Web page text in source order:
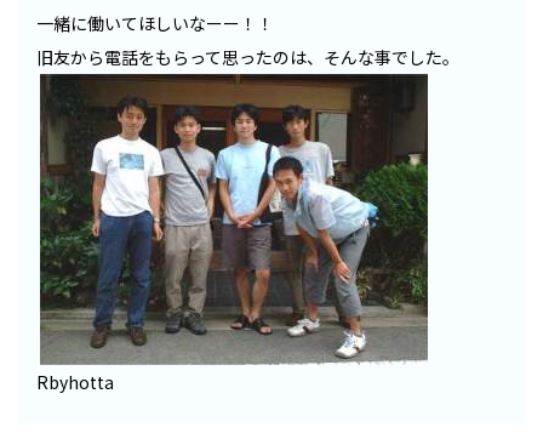
一緒に働いてほしいなーー！！
旧友から電話をもらって思ったのは、そんな事でした。
Rbyhotta